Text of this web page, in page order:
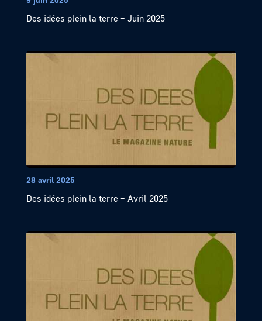
Des idées plein la terre – Juin 2025
28 avril 2025
Des idées plein la terre – Avril 2025